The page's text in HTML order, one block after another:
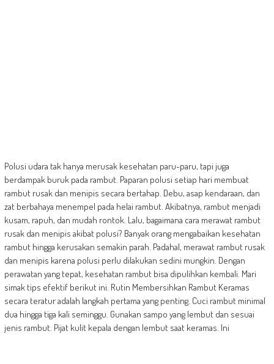
Polusi udara tak hanya merusak kesehatan paru-paru, tapi juga
berdampak buruk pada rambut. Paparan polusi setiap hari membuat
rambut rusak dan menipis secara bertahap. Debu, asap kendaraan, dan
zat berbahaya menempel pada helai rambut. Akibatnya, rambut menjadi
kusam, rapuh, dan mudah rontok. Lalu, bagaimana cara merawat rambut
rusak dan menipis akibat polusi? Banyak orang mengabaikan kesehatan
rambut hingga kerusakan semakin parah. Padahal, merawat rambut rusak
dan menipis karena polusi perlu dilakukan sedini mungkin. Dengan
perawatan yang tepat, kesehatan rambut bisa dipulihkan kembali. Mari
simak tips efektif berikut ini. Rutin Membersihkan Rambut Keramas
secara teratur adalah langkah pertama yang penting. Cuci rambut minimal
dua hingga tiga kali seminggu. Gunakan sampo yang lembut dan sesuai
jenis rambut. Pijat kulit kepala dengan lembut saat keramas. Ini